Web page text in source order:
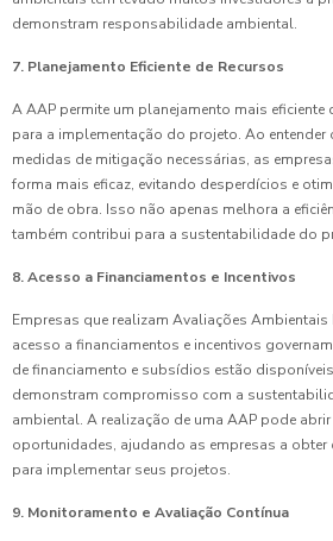
demonstram responsabilidade ambiental.
7. Planejamento Eficiente de Recursos
A AAP permite um planejamento mais
para a implementação do projeto. Ao
medidas de mitigação necessárias, as
forma mais eficaz, evitando desperdícios e
mão de obra. Isso não apenas melhora a
também contribui para a sustentabilidade do
8. Acesso a Financiamentos e Incentivos
Empresas que realizam Avaliações
acesso a financiamentos e incentivos
de financiamento e subsídios estão
demonstram compromisso com a
ambiental. A realização de uma AAP pode
oportunidades, ajudando as empresas a obter
para implementar seus projetos.
9. Monitoramento e Avaliação Contínua